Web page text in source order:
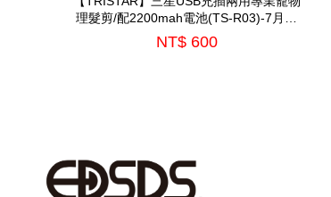
理髮剪/配2200mah電池(TS-R03)-7月中
到貨
NT$ 600